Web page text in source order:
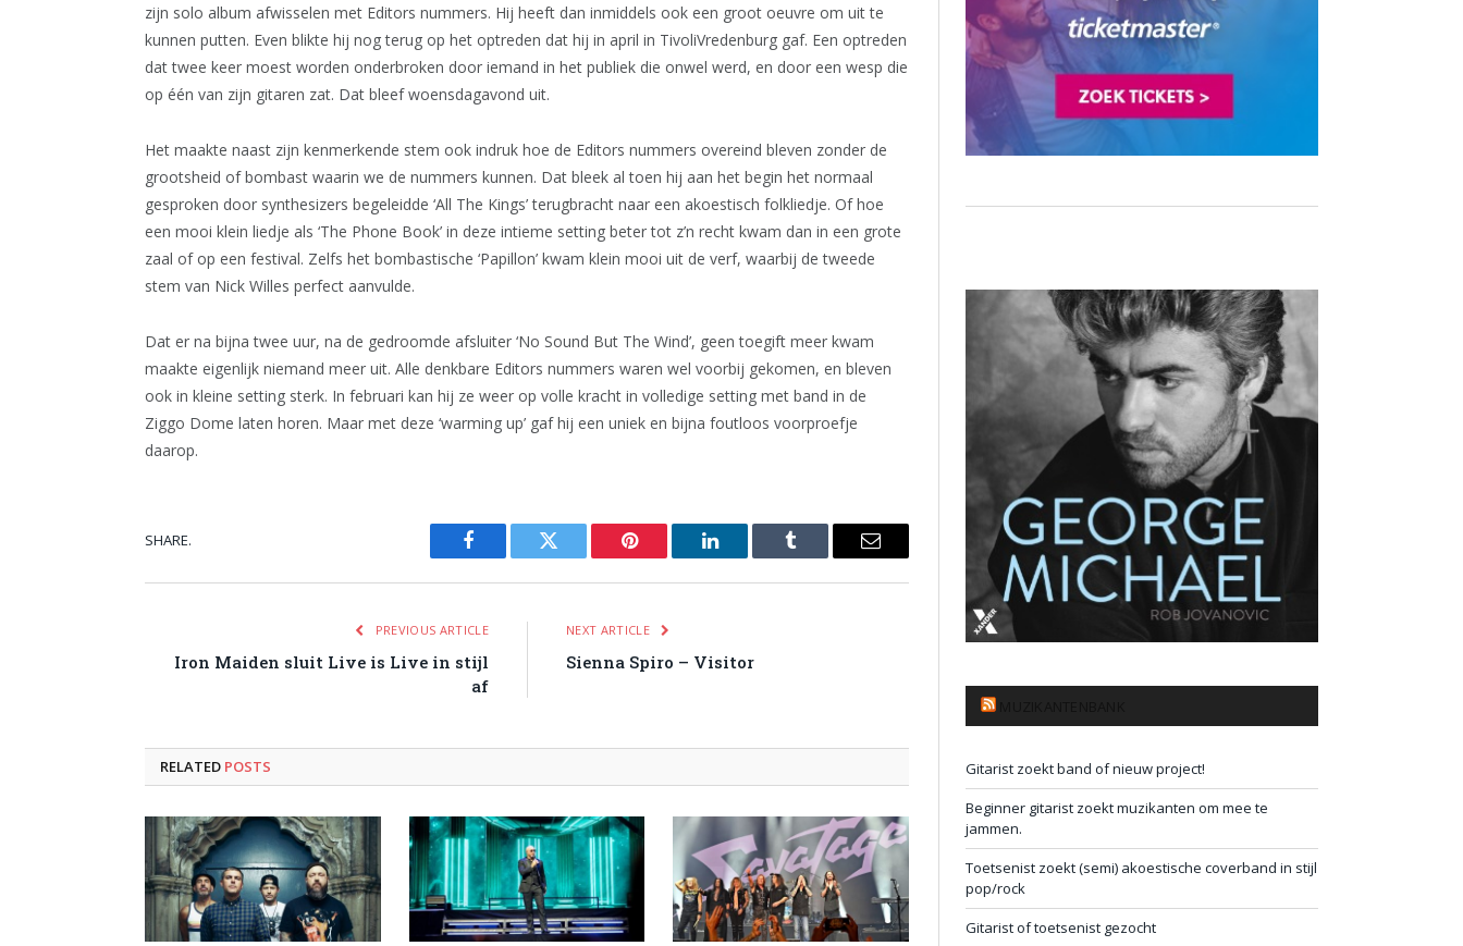
zijn solo album afwisselen met Editors nummers. Hij heeft dan inmiddels ook een groot oeuvre om uit te
kunnen putten. Even blikte hij nog terug op het optreden dat hij in april in TivoliVredenburg gaf. Een optreden
dat twee keer moest worden onderbroken door iemand in het publiek die onwel werd, en door een wesp die
op één van zijn gitaren zat. Dat bleef woensdagavond uit.
Het maakte naast zijn kenmerkende stem ook indruk hoe de Editors nummers overeind bleven zonder de
grootsheid of bombast waarin we de nummers kunnen. Dat bleek al toen hij aan het begin het normaal
gesproken door synthesizers begeleidde ‘All The Kings’ terugbracht naar een akoestisch folkliedje. Of hoe
een mooi klein liedje als ‘The Phone Book’ in deze intieme setting beter tot z’n recht kwam dan in een grote
zaal of op een festival. Zelfs het bombastische ‘Papillon’ kwam klein mooi uit de verf, waarbij de tweede
stem van Nick Willes perfect aanvulde.
Dat er na bijna twee uur, na de gedroomde afsluiter ‘No Sound But The Wind’, geen toegift meer kwam
maakte eigenlijk niemand meer uit. Alle denkbare Editors nummers waren wel voorbij gekomen, en bleven
ook in kleine setting sterk. In februari kan hij ze weer op volle kracht in volledige setting met band in de
Ziggo Dome laten horen. Maar met deze ‘warming up’ gaf hij een uniek en bijna foutloos voorproefje
daarop.
SHARE.
Facebook Twitter Pinterest LinkedIn Tumblr Email
PREVIOUS ARTICLE
Iron Maiden sluit Live is Live in stijl
af
NEXT ARTICLE
Sienna Spiro – Visitor
RELATED POSTS
Gitarist zoekt band of nieuw project!
Beginner gitarist zoekt muzikanten om mee te
jammen.
Toetsenist zoekt (semi) akoestische coverband in stijl
pop/rock
Gitarist of toetsenist gezocht